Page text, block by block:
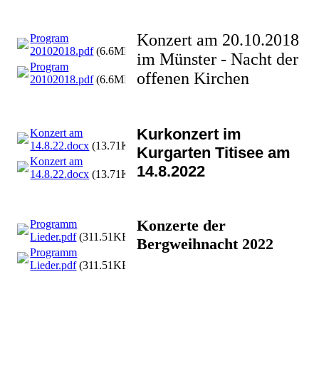
Program
20102018.pdf(6.6MB)
Program
20102018.pdf(6.6MB)
Konzert am 20.10.2018
im Münster - Nacht der
offenen Kirchen
Konzert am
14.8.22.docx (13.71KB)
Konzert am
14.8.22.docx (13.71KB)
Kurkonzert im
Kurgarten Titisee am
14.8.2022
Programm
Lieder.pdf(311.51KB)
Programm
Lieder.pdf(311.51KB)
Konzerte der
Bergweihnacht 2022